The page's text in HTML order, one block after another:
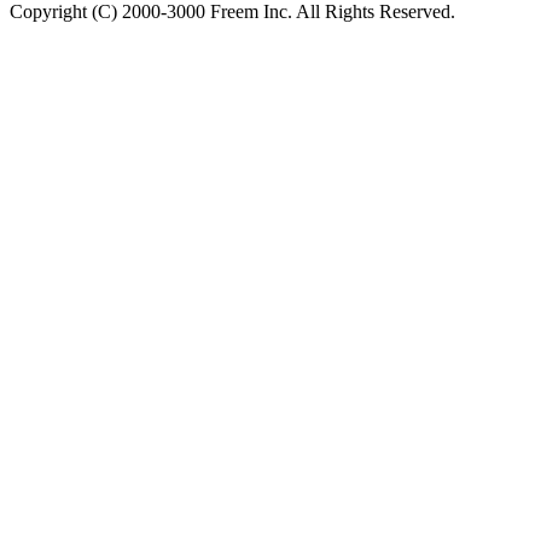
Copyright (C) 2000-3000 Freem Inc. All Rights Reserved.